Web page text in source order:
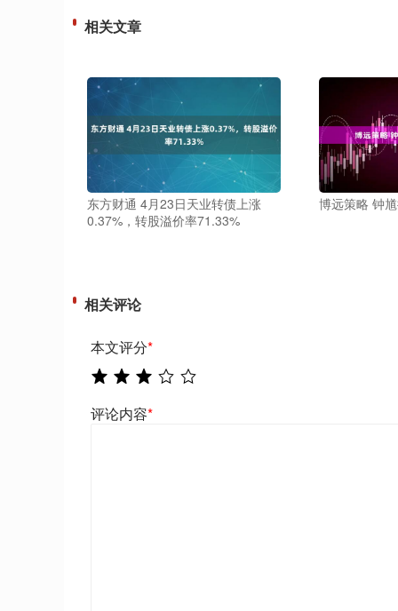
相关文章
东方财通 4月23日天业转债上涨
0.37%，转股溢价率71.33%
博远策略 钟
相关评论
本文评分*
评论内容*